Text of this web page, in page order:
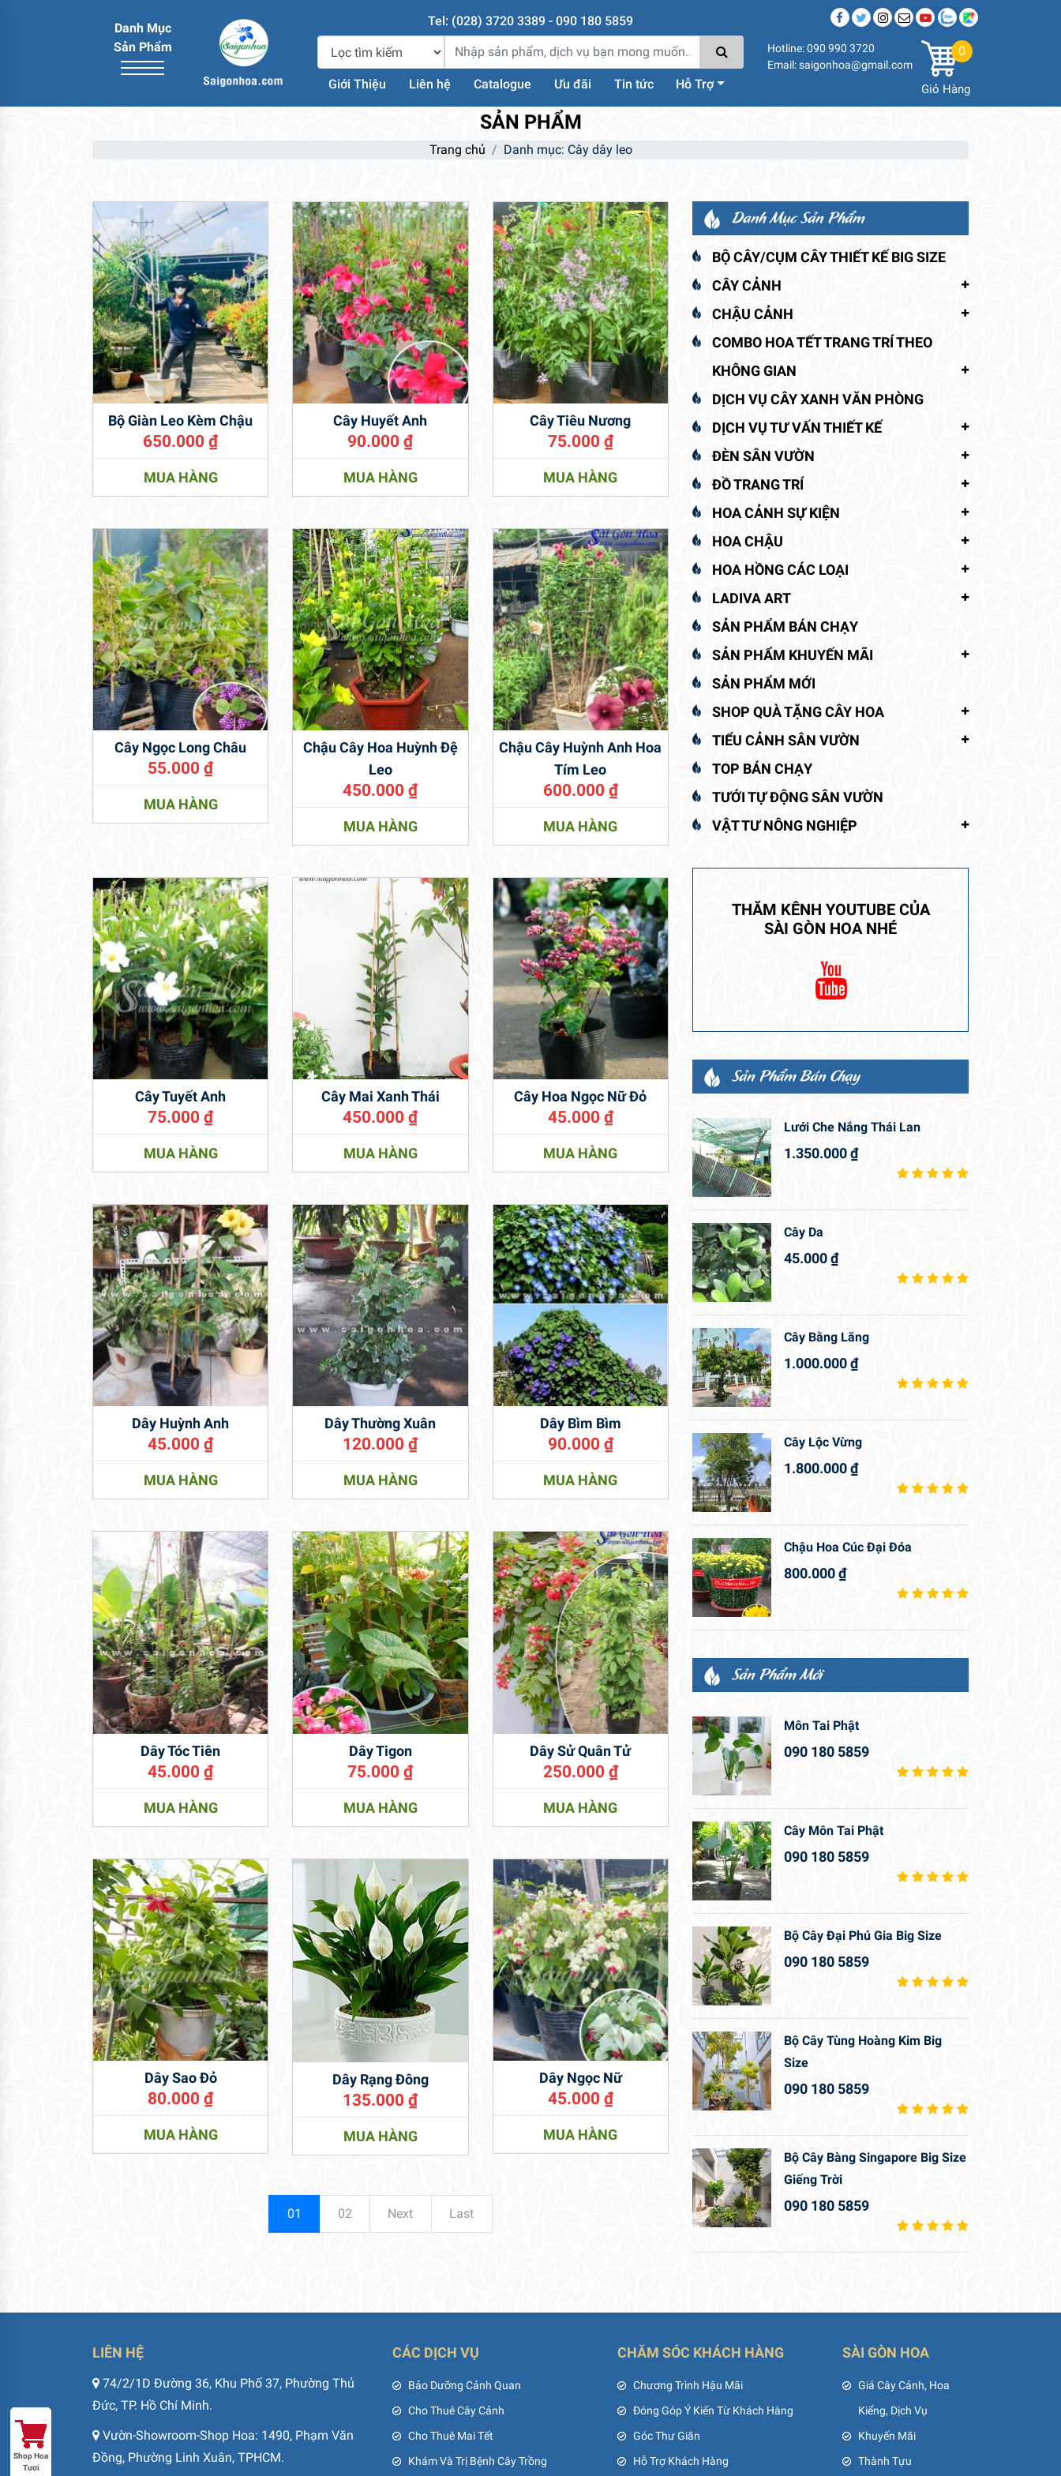
Danh Mục
Sản Phẩm
Tel: (028) 3720 3389 - 090 180 5859
Giới Thiệu Liên hệ Catalogue Ưu đãi Tin tức Hỗ Trợ
Hotline: 090 990 3720
Email: saigonhoa@gmail.com
0
Giỏ Hàng
SẢN PHẨM
Trang chủ Danh mục: Cây dây leo
Bộ Giàn Leo Kèm Chậu
650.000₫
MUA HÀNG
Cây Huyết Anh
90.000₫
MUA HÀNG
Cây Tiêu Nương
75.000 ₫
MUA HÀNG
Cây Ngọc Long Châu
55.000₫
MUA HÀNG
Chậu Cây Hoa Huỳnh Đệ
Leo
450.000₫
MUA HÀNG
Chậu Cây Huỳnh Anh Hoa
Tím Leo
600.000 ₫
MUA HÀNG
Cây Tuyết Anh
75.000₫
MUA HÀNG
Cây Mai Xanh Thái
450.000₫
MUA HÀNG
Cây Hoa Ngọc Nữ Đỏ
45.000 ₫
MUA HÀNG
Dây Huỳnh Anh
45.000₫
MUA HÀNG
Dây Thường Xuân
120.000₫
MUA HÀNG
Dây Bìm Bìm
90.000 ₫
MUA HÀNG
Dây Tóc Tiên
45.000₫
MUA HÀNG
Dây Tigon
75.000₫
MUA HÀNG
Dây Sử Quân Tử
250.000 ₫
MUA HÀNG
Dây Sao Đỏ
80.000₫
MUA HÀNG
Dây Rạng Đông
135.000₫
MUA HÀNG
Dây Ngọc Nữ
45.000 ₫
MUA HÀNG
01 02 Next Last
Danh Mục Sản Phẩm
BỘ CÂY/CỤM CÂY THIẾT KẾ BIG SIZE
CÂY CẢNH
CHẬU CẢNH
COMBO HOA TẾT TRANG TRÍ THEO
KHÔNG GIAN
DỊCH VỤ CÂY XANH VĂN PHÒNG
DỊCH VỤ TƯ VẤN THIẾT KẾ
ĐÈN SÂN VƯỜN
ĐỒ TRANG TRÍ
HOA CẢNH SỰ KIỆN
HOA CHẬU
HOA HỒNG CÁC LOẠI
LADIVA ART
SẢN PHẨM BÁN CHẠY
SẢN PHẨM KHUYẾN MÃI
SẢN PHẨM MỚI
SHOP QUÀ TẶNG CÂY HOA
TIỂU CẢNH SÂN VƯỜN
TOP BÁN CHẠY
TƯỚI TỰ ĐỘNG SÂN VƯỜN
VẬT TƯ NÔNG NGHIỆP
THĂM KÊNH YOUTUBE CỦA
SÀI GÒN HOA NHÉ
Sản Phẩm Bán Chạy
Lưới Che Nắng Thái Lan
1.350.000₫
Cây Da
45.000₫
Cây Bằng Lăng
1.000.000₫
Cây Lộc Vừng
1.800.000₫
Chậu Hoa Cúc Đại Đóa
800.000₫
Sản Phẩm Mới
Môn Tai Phật
090 180 5859
Cây Môn Tai Phật
090 180 5859
Bộ Cây Đại Phú Gia Big Size
090 180 5859
Bộ Cây Tùng Hoàng Kim Big
Size
090 180 5859
Bộ Cây Bàng Singapore Big Size
Giếng Trời
090 180 5859
LIÊN HỆ
74/2/1D Đường 36, Khu Phố 37, Phường Thủ
Đức, TP. Hồ Chí Minh.
Vườn-Showroom-Shop Hoa: 1490, Phạm Văn
Đồng, Phường Linh Xuân, TPHCM.
CÁC DỊCH VỤ
Bảo Dưỡng Cảnh Quan
Cho Thuê Cây Cảnh
Cho Thuê Mai Tết
Khám Và Trị Bệnh Cây Trồng
CHĂM SÓC KHÁCH HÀNG
Chương Trình Hậu Mãi
Đóng Góp Ý Kiến Từ Khách Hàng
Góc Thư Giãn
Hỗ Trợ Khách Hàng
SÀI GÒN HOA
Giá Cây Cảnh, Hoa
Kiểng, Dịch Vụ
Khuyến Mãi
Thành Tựu
Shop Hoa
Tươi